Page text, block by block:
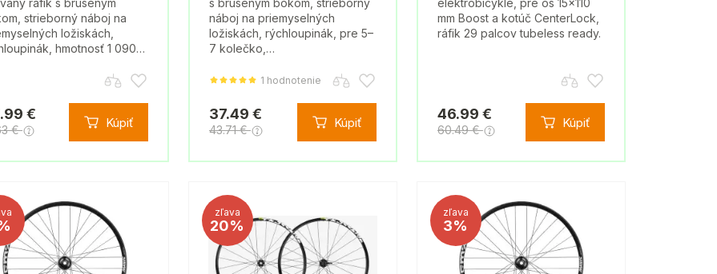
ráfik s brúseným
strieborný náboj na
ložiskách,
hmotnosť 1 090…
€
€ Kúpiť
s brúseným bokom, strieborný
náboj na priemyselných
ložiskách, rýchloupinák, pre 5–
7 kolečko,…
1 hodnotenie
37.49 €
43.71 € Kúpiť
elektrobicykle, pre os 15x110
mm Boost a kotúč CenterLock,
ráfik 29 palcov tubeless ready.
46.99 €
60.49 € Kúpiť
zľava
20%
zľava
3%